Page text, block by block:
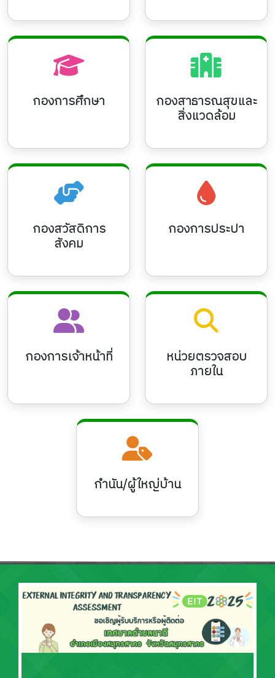
กองการศึกษา กองสาธารณสุขและ
สิ่งแวดล้อม
กองสวัสดิการ
สังคม
กองการประปา
กองการเจ้าหน้าที่ หน่วยตรวจสอบ
ภายใน
กำนัน/ผู้ใหญ่บ้าน